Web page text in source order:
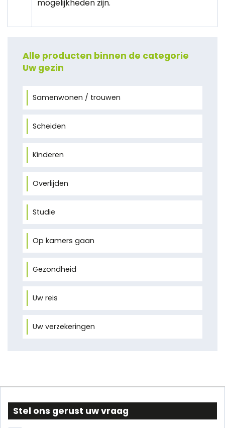
mogelijkheden zijn.
Alle producten binnen de categorie
Uw gezin
Samenwonen / trouwen
Scheiden
Kinderen
Overlijden
Studie
Op kamers gaan
Gezondheid
Uw reis
Uw verzekeringen
Stel ons gerust uw vraag